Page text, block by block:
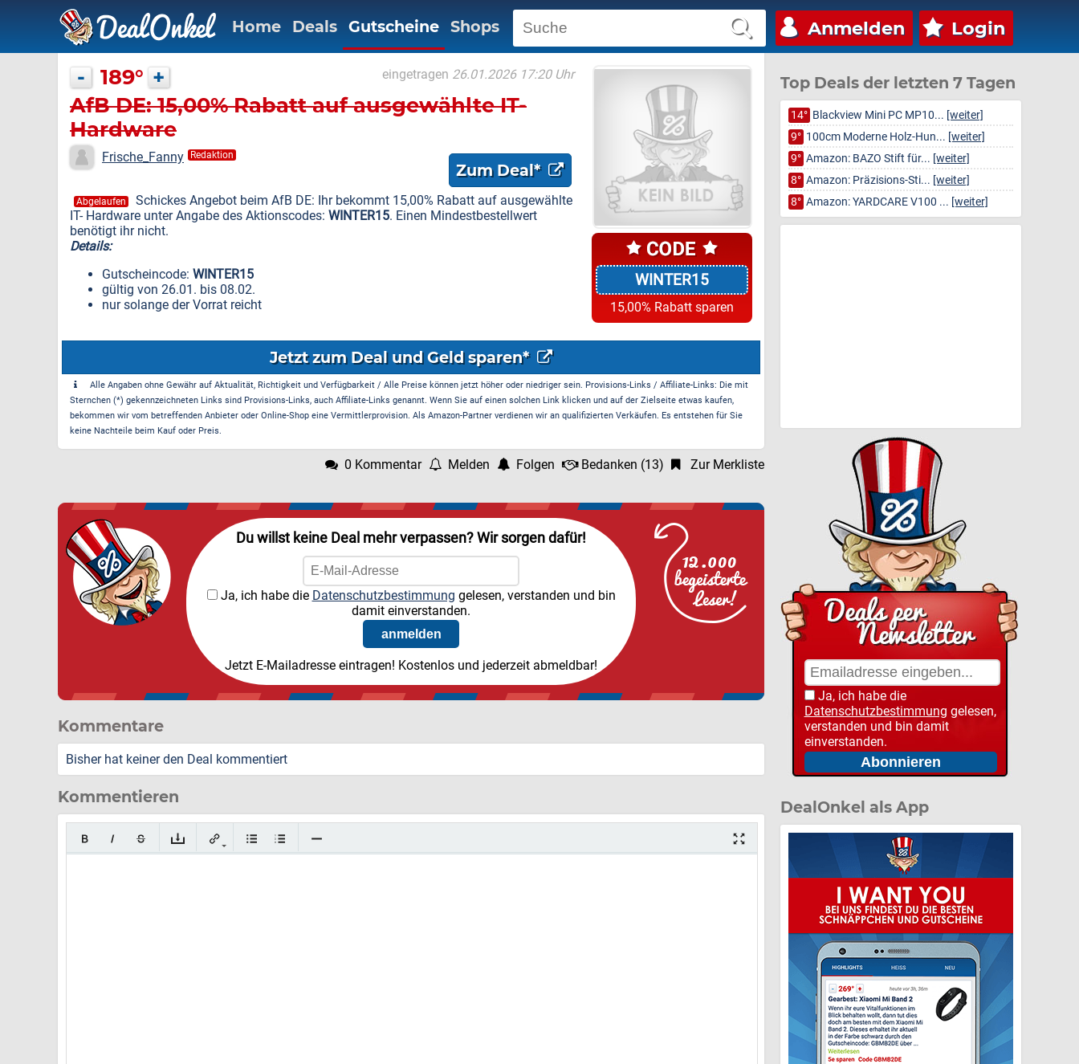
Anmelden Login
Home Deals Gutscheine Shops
WINTER15
15,00% Rabatt sparen
- 189° + eingetragen 26.01.2026 17:20 Uhr
AfB DE: 15,00% Rabatt auf ausgewählte IT-
Hardware
Frische_Fanny Redaktion
Zum Deal*
Abgelaufen
Schickes Angebot beim AfB DE: Ihr bekommt 15,00% Rabatt auf ausgewählte
IT- Hardware unter Angabe des Aktionscodes: WINTER15. Einen Mindestbestellwert
benötigt ihr nicht.
Details:
Gutscheincode: WINTER15
gültig von 26.01. bis 08.02.
nur solange der Vorrat reicht
Jetzt zum Deal und Geld sparen*
Alle Angaben ohne Gewähr auf Aktualität, Richtigkeit und Verfügbarkeit / Alle Preise können jetzt höher oder niedriger sein. Provisions-Links / Affiliate-Links: Die mit
Sternchen (*) gekennzeichneten Links sind Provisions-Links, auch Affiliate-Links genannt. Wenn Sie auf einen solchen Link klicken und auf der Zielseite etwas kaufen,
bekommen wir vom betreffenden Anbieter oder Online-Shop eine Vermittlerprovision. Als Amazon-Partner verdienen wir an qualifizierten Verkäufen. Es entstehen für Sie
keine Nachteile beim Kauf oder Preis.
0 Kommentar Melden Folgen Bedanken (13) Zur Merkliste
Du willst keine Deal mehr verpassen? Wir sorgen dafür!
Ja, ich habe die Datenschutzbestimmung gelesen, verstanden und bin
damit einverstanden.
Jetzt E-Mailadresse eintragen! Kostenlos und jederzeit abmeldbar!
Kommentare
Bisher hat keiner den Deal kommentiert
Kommentieren
Top Deals der letzten 7 Tagen
14° Blackview Mini PC MP10... [weiter]
9° 100cm Moderne Holz-Hun... [weiter]
9° Amazon: BAZO Stift für... [weiter]
8° Amazon: Präzisions-Sti... [weiter]
8° Amazon: YARDCARE V100 ... [weiter]
Ja, ich habe die
Datenschutzbestimmung gelesen,
verstanden und bin damit
einverstanden.
DealOnkel als App